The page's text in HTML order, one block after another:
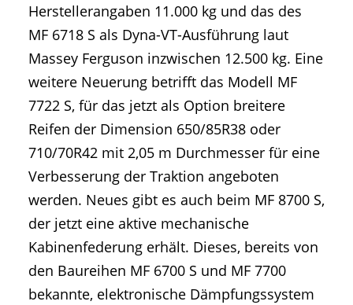
Herstellerangaben 11.000 kg und das des
MF 6718 S als Dyna-VT-Ausführung laut
Massey Ferguson inzwischen 12.500 kg. Eine
weitere Neuerung betrifft das Modell MF
7722 S, für das jetzt als Option breitere
Reifen der Dimension 650/85R38 oder
710/70R42 mit 2,05 m Durchmesser für eine
Verbesserung der Traktion angeboten
werden. Neues gibt es auch beim MF 8700 S,
der jetzt eine aktive mechanische
Kabinenfederung erhält. Dieses, bereits von
den Baureihen MF 6700 S und MF 7700
bekannte, elektronische Dämpfungssystem